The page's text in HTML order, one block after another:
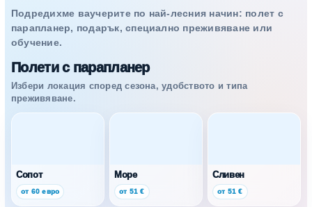
Подредихме ваучерите по най-лесния начин: полет с
парапланер, подарък, специално преживяване или
обучение.
Полети с парапланер
Избери локация според сезона, удобството и типа
преживяване.
Сопот
от 60 евро
Море
от 51 €
Сливен
от 51 €